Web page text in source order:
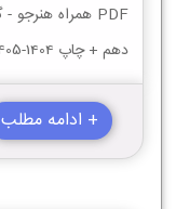
دهم + چاپ 1404-1405
+ ادامه مطلب